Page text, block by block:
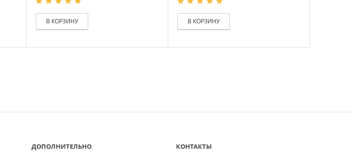
В КОРЗИНУ В КОРЗИНУ
ДОПОЛНИТЕЛЬНО КОНТАКТЫ